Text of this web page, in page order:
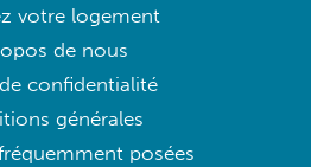
votre logement
de nous
confidentialité
générales
posées